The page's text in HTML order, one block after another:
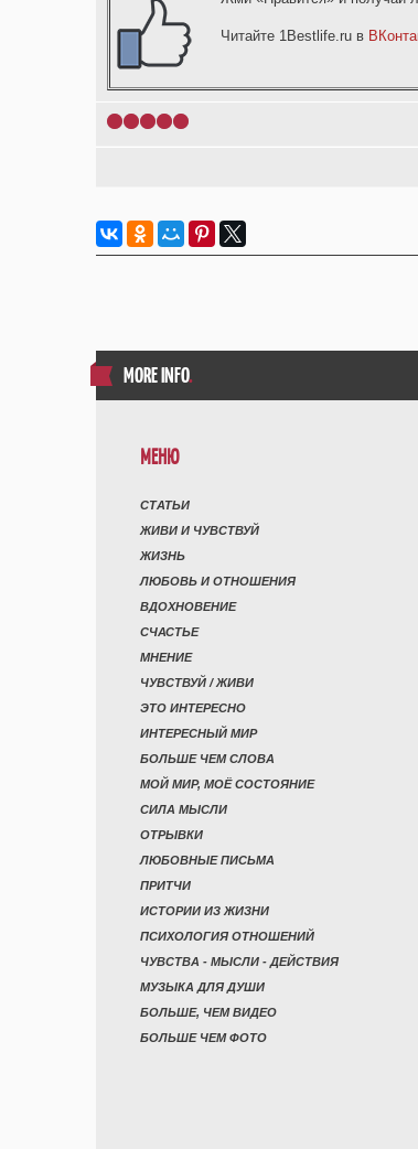
Читайте 1Bestlife.ru в
1 2 3 4
MORE INFO.
МЕНЮ
СТАТЬИ
ЖИВИ И ЧУВСТВУЙ
ЖИЗНЬ
ЛЮБОВЬ И ОТНОШЕНИЯ
ВДОХНОВЕНИЕ
СЧАСТЬЕ
МНЕНИЕ
ЧУВСТВУЙ / ЖИВИ
ЭТО ИНТЕРЕСНО
ИНТЕРЕСНЫЙ МИР
БОЛЬШЕ ЧЕМ СЛОВА
МОЙ МИР, МОЁ СОСТОЯНИЕ
СИЛА МЫСЛИ
ОТРЫВКИ
ЛЮБОВНЫЕ ПИСЬМА
ПРИТЧИ
ИСТОРИИ ИЗ ЖИЗНИ
ПСИХОЛОГИЯ ОТНОШЕНИЙ
ЧУВСТВА - МЫСЛИ - ДЕЙСТВИЯ
МУЗЫКА ДЛЯ ДУШИ
БОЛЬШЕ, ЧЕМ ВИДЕО
БОЛЬШЕ ЧЕМ ФОТО